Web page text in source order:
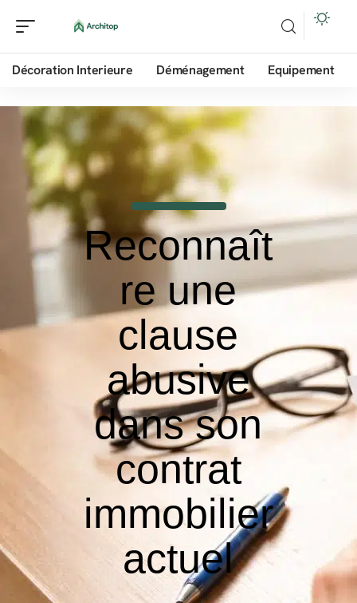
Décoration Interieure Déménagement Equipement
Reconnaît
re une
clause
abusive
dans son
contrat
immobilier
actuel